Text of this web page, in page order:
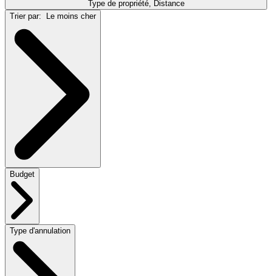
Type de propriété, Distance
Trier par: Le moins cher
Budget
Type d'annulation